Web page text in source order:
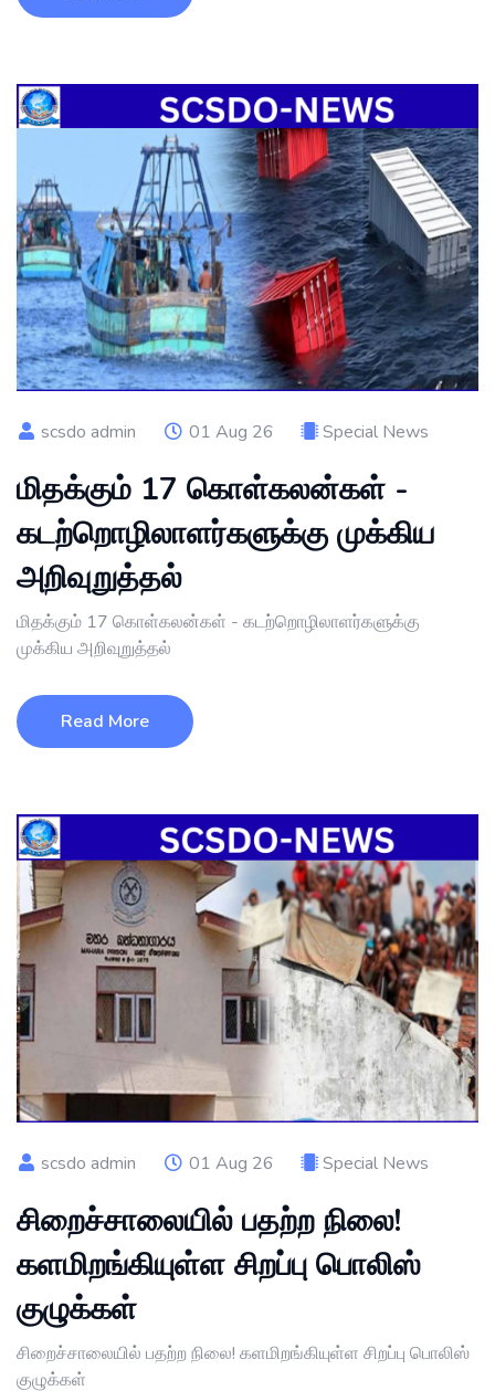
scsdo admin 01 Aug 26 Special News
மிதக்கும் 17 கொள்கலன்கள் -
கடற்றொழிலாளர்களுக்கு முக்கிய
அறிவுறுத்தல்
மிதக்கும் 17 கொள்கலன்கள் - கடற்றொழிலாளர்களுக்கு
முக்கிய அறிவுறுத்தல்
Read More
scsdo admin 01 Aug 26 Special News
சிறைச்சாலையில் பதற்ற நிலை!
களமிறங்கியுள்ள சிறப்பு பொலிஸ்
குழுக்கள்
சிறைச்சாலையில் பதற்ற நிலை! களமிறங்கியுள்ள சிறப்பு பொலிஸ்
குழுக்கள்